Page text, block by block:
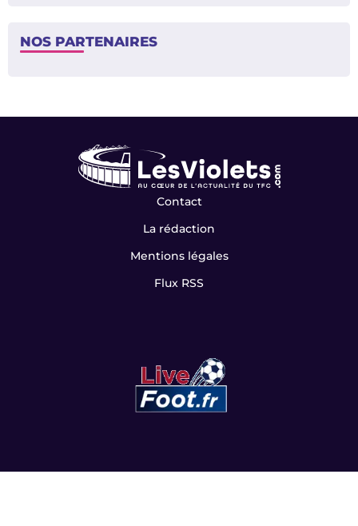
NOS PARTENAIRES
Contact
La rédaction
Mentions légales
Flux RSS